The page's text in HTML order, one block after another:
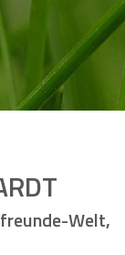
Welt,